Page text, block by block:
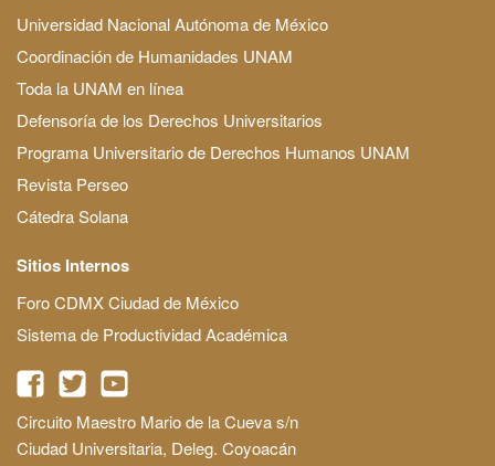
Universidad Nacional Autónoma de México
Coordinación de Humanidades UNAM
Toda la UNAM en línea
Defensoría de los Derechos Universitarios
Programa Universitario de Derechos Humanos UNAM
Revista Perseo
Cátedra Solana
Sitios Internos
Foro CDMX Ciudad de México
Sistema de Productividad Académica
Circuito Maestro Mario de la Cueva s/n
Ciudad Universitaria, Deleg. Coyoacán